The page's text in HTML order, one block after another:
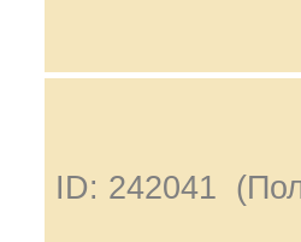
ID: 242041